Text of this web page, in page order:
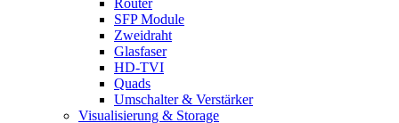
Router
SFP Module
Zweidraht
Glasfaser
HD-TVI
Quads
Umschalter & Verstärker
Visualisierung & Storage